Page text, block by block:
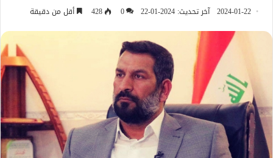
2024-01-22 آخر تحديث: 2024-01-22 0
428 أقل من دقيقة